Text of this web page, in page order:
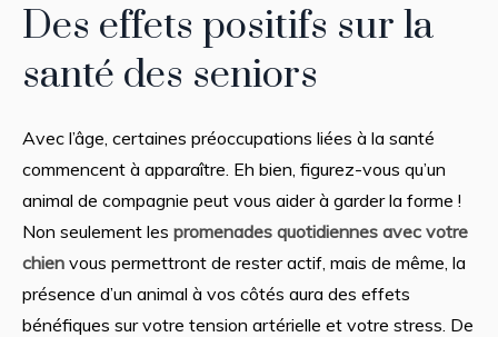
Des effets positifs sur la
santé des seniors
Avec l’âge, certaines préoccupations liées à la santé
commencent à apparaître. Eh bien, figurez-vous qu’un
animal de compagnie peut vous aider à garder la forme !
Non seulement les promenades quotidiennes avec votre
chienvous permettront de rester actif, mais de même, la
présence d’un animal à vos côtés aura des effets
bénéfiques sur votre tension artérielle et votre stress. De